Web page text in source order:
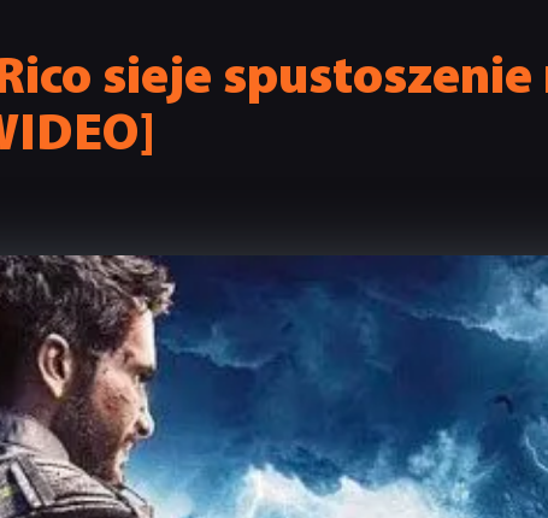
sieje